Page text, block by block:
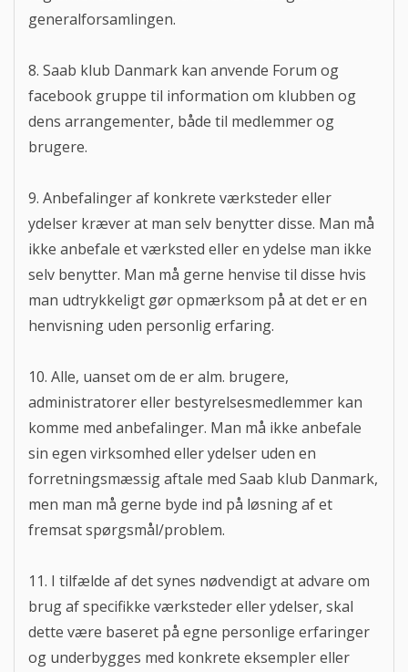
generalforsamlingen.
8. Saab klub Danmark kan anvende Forum og
facebook gruppe til information om klubben og
dens arrangementer, både til medlemmer og
brugere.
9. Anbefalinger af konkrete værksteder eller
ydelser kræver at man selv benytter disse. Man må
ikke anbefale et værksted eller en ydelse man ikke
selv benytter. Man må gerne henvise til disse hvis
man udtrykkeligt gør opmærksom på at det er en
henvisning uden personlig erfaring.
10. Alle, uanset om de er alm. brugere,
administratorer eller bestyrelsesmedlemmer kan
komme med anbefalinger. Man må ikke anbefale
sin egen virksomhed eller ydelser uden en
forretningsmæssig aftale med Saab klub Danmark,
men man må gerne byde ind på løsning af et
fremsat spørgsmål/problem.
11. I tilfælde af det synes nødvendigt at advare om
brug af specifikke værksteder eller ydelser, skal
dette være baseret på egne personlige erfaringer
og underbygges med konkrete eksempler eller